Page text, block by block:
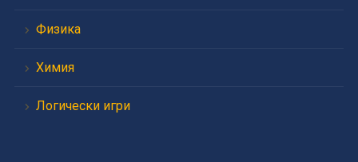
Физика
Химия
Логически игри